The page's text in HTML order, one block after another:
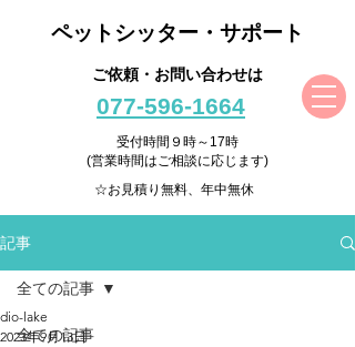
ペットシッター・サポート
ご依頼・お問い合わせは
077-596-1664
受付時間９時～17時
(営業時間はご相談に応じます)
☆お見積り無料、年中無休
記事
全ての記事
全ての記事
dio-lake
2023年9月13日